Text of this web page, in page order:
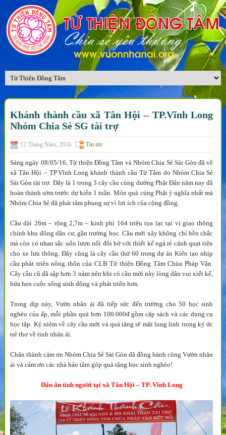
Khánh thành cầu xã Tân Hội – TP.Vĩnh Long
Nhóm Chia Sẻ SG tài trợ
12 Tháng Năm, 2016 Tin tức
Sáng ngày 08/05/16, Từ thiện Đồng Tâm và Nhóm Chia Sẻ Sài Gòn đã về
xã Tân Hội – TP.Vĩnh Long khánh thành cầu Từ Tâm do Nhóm Chia Sẻ
Sài Gòn tài trợ. Đây là 1 trong 3 cây cầu cúng dường Phật Đản năm nay đã
hoàn thành sớm trước dự kiến 1 tuần. Món quà cúng Phật ý nghĩa nhất mà
Nhóm Chia Sẻ đã phát tâm phụng sự vì lợi ích của cộng đồng.
Cầu dài 26m – rộng 2,7m – kinh phí 164 triệu tọa lạc tại vị giao thông
chính khu đông dân cư, gần trường học. Cầu mới xây không chỉ bền chắc
mà còn có nhan sắc uốn lượn nối đôi bờ với thiết kế ngả rẻ cánh quạt tiện
cho xe lưu thông. Đây cũng là cây cầu thứ 60 trong dự án Kiến tạo nhịp
cầu phát triển nông thôn của CLB Từ thiện Đồng Tâm Chùa Pháp Vân.
Cây cầu cũ đã sập hơn 3 năm nên khi có cầu mới này lòng dân vui xiết kể,
hứa hẹn cuộc sống sinh động và phát triển hơn.
Trong dịp này, Vườn nhân ái đã tiếp sức đến trường cho 50 học sinh
nghèo của ấp, mỗi phần quà hơn 100.000đ gồm cặp sách và các dụng cụ
học tập. Kỷ niệm về cây cầu mới và quà tặng sẽ mãi lung linh trong ký ức
trẻ thơ về tình nhân ái.
Chân thành cảm ơn Nhóm Chia Sẻ Sài Gòn đã đồng hành cùng Vườn nhân
ái và cảm ơn các nhà hảo tâm góp quà tặng học sinh nghèo!
Dấu ấn tình người tại xã Tân Hội – TP. Vĩnh Long